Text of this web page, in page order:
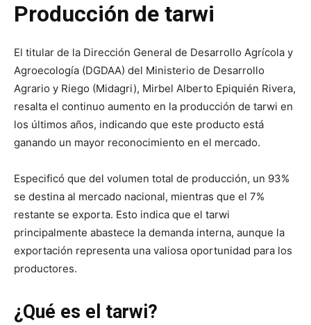
Producción de tarwi
El titular de la Dirección General de Desarrollo Agrícola y
Agroecología (DGDAA) del Ministerio de Desarrollo
Agrario y Riego (Midagri), Mirbel Alberto Epiquién Rivera,
resalta el continuo aumento en la producción de tarwi en
los últimos años, indicando que este producto está
ganando un mayor reconocimiento en el mercado.
Especificó que del volumen total de producción, un 93%
se destina al mercado nacional, mientras que el 7%
restante se exporta. Esto indica que el tarwi
principalmente abastece la demanda interna, aunque la
exportación representa una valiosa oportunidad para los
productores.
¿Qué es el tarwi?